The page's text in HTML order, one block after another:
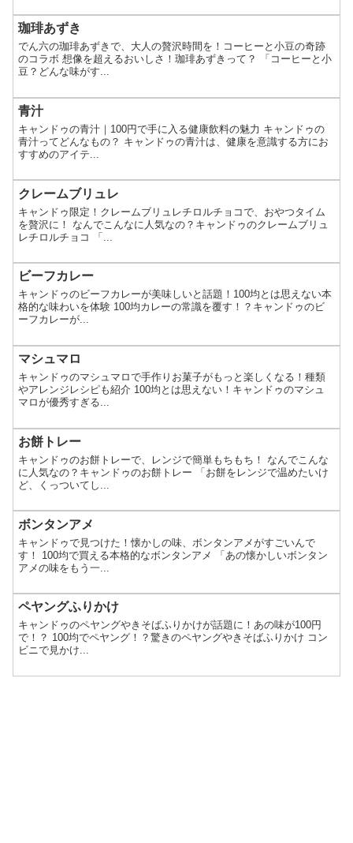
珈琲あずき
でん六の珈琲あずきで、大人の贅沢時間を！コーヒーと小豆の奇跡
のコラボ 想像を超えるおいしさ！珈琲あずきって？ 「コーヒーと小
豆？どんな味がす...
青汁
キャンドゥの青汁｜100円で手に入る健康飲料の魅力 キャンドゥの
青汁ってどんなもの？ キャンドゥの青汁は、健康を意識する方にお
すすめのアイテ...
クレームブリュレ
キャンドゥ限定！クレームブリュレチロルチョコで、おやつタイム
を贅沢に！ なんでこんなに人気なの？キャンドゥのクレームブリュ
レチロルチョコ 「...
ビーフカレー
キャンドゥのビーフカレーが美味しいと話題！100均とは思えない本
格的な味わいを体験 100均カレーの常識を覆す！？キャンドゥのビ
ーフカレーが...
マシュマロ
キャンドゥのマシュマロで手作りお菓子がもっと楽しくなる！種類
やアレンジレシピも紹介 100均とは思えない！キャンドゥのマシュ
マロが優秀すぎる...
お餅トレー
キャンドゥのお餅トレーで、レンジで簡単もちもち！ なんでこんな
に人気なの？キャンドゥのお餅トレー 「お餅をレンジで温めたいけ
ど、くっついてし...
ボンタンアメ
キャンドゥで見つけた！懐かしの味、ボンタンアメがすごいんで
す！ 100均で買える本格的なボンタンアメ 「あの懐かしいボンタン
アメの味をもう一...
ペヤングふりかけ
キャンドゥのペヤングやきそばふりかけが話題に！あの味が100円
で！？ 100均でペヤング！？驚きのペヤングやきそばふりかけ コン
ビニで見かけ...